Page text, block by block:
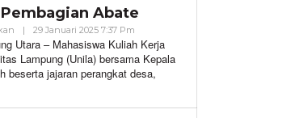
Abate
| 29 Januari 2025 7:37 Pm
VoxLampung
Utara – Mahasiswa Kuliah Kerja
Lampung (Unila) bersama Kepala
beserta jajaran perangkat desa,